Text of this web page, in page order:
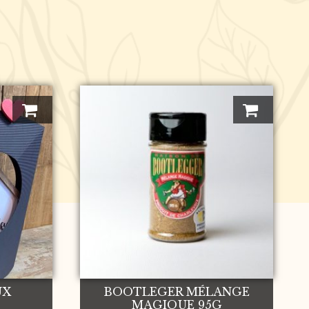
BOOTLEGER MÉLANGE
MAGIQUE 95G